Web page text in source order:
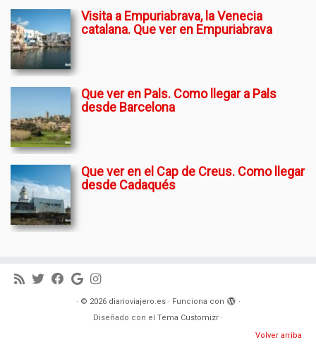
Visita a Empuriabrava, la Venecia
catalana. Que ver en Empuriabrava
Que ver en Pals. Como llegar a Pals
desde Barcelona
Que ver en el Cap de Creus. Como llegar
desde Cadaqués
· © 2026 diarioviajero.es· Funciona con
·
Diseñado con el Tema Customizr ·
Volver arriba